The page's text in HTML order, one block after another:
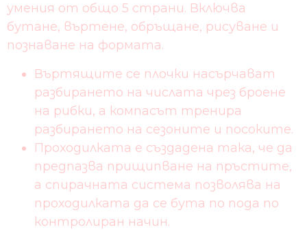
умения от общо 5 страни. Включва
бутане, въртене, обръщане, рисуване и
познаване на формата.
Въртящите се плочки насърчават
разбирането на числата чрез броене
на рибки, а компасът тренира
разбирането на сезоните и посоките.
Проходилката е създадена така, че да
предпазва прищипване на пръстите,
а спирачната система позволява на
проходилката да се бута по пода по
контролиран начин.